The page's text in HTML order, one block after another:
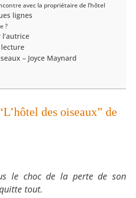
avec la propriétaire de l’hôtel
lignes
?
– Joyce Maynard
des oiseaux” de
le choc de la perte de son
tout.